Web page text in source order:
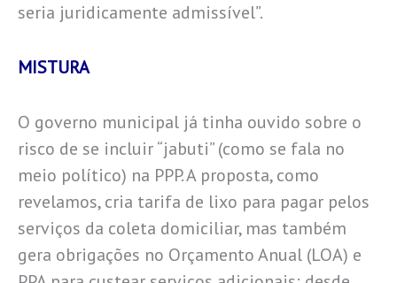
seria juridicamente admissível”.
MISTURA
O governo municipal já tinha ouvido sobre o
risco de se incluir “jabuti” (como se fala no
meio político) na PPP. A proposta, como
revelamos, cria tarifa de lixo para pagar pelos
serviços da coleta domiciliar, mas também
gera obrigações no Orçamento Anual (LOA) e